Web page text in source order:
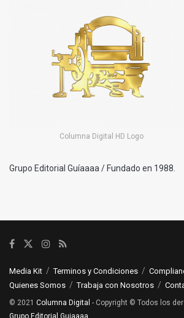
Columna Digital HD Logo
Grupo Editorial Guíaaaa / Fundado en 1988.
Media Kit Terminos y Condiciones
Quienes Somos
Trabaja con Nosotros
© 2021 Columna Digital - Copyright © Todos los